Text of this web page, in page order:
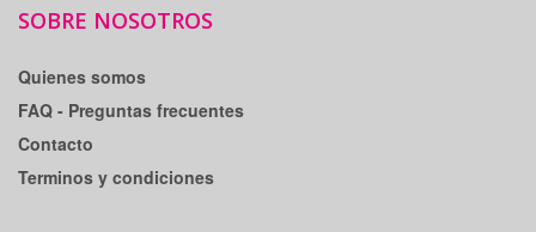
SOBRE NOSOTROS
Quienes somos
FAQ - Preguntas frecuentes
Contacto
Terminos y condiciones